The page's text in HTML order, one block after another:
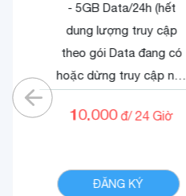
- 5GB Data/24h (hết
dung lượng truy cập
theo gói Data đang có
hoặc dừng truy cập nếu
- 05 phút ngoại mạng .
VinaPhone dưới 20 phút
10.000đ/ 24 Giờ
ĐĂNG KÝ